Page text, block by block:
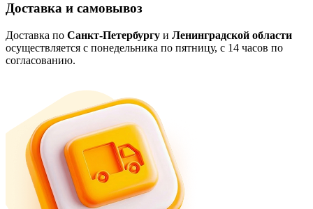
Доставка и самовывоз
Доставка по Санкт-Петербургу и Ленинградской области
осуществляется с понедельника по пятницу, с 14 часов по
согласованию.